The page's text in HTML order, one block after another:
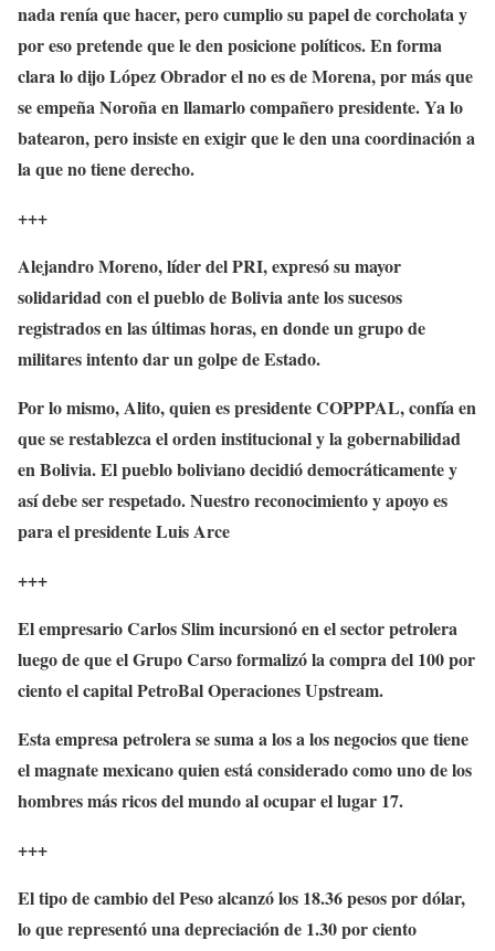
nada renía que hacer, pero cumplio su papel de corcholata y
por eso pretende que le den posicione políticos. En forma
clara lo dijo López Obrador el no es de Morena, por más que
se empeña Noroña en llamarlo compañero presidente. Ya lo
batearon, pero insiste en exigir que le den una coordinación a
la que no tiene derecho.
+++
Alejandro Moreno, líder del PRI, expresó su mayor
solidaridad con el pueblo de Bolivia ante los sucesos
registrados en las últimas horas, en donde un grupo de
militares intento dar un golpe de Estado.
Por lo mismo, Alito, quien es presidente COPPPAL, confía en
que se restablezca el orden institucional y la gobernabilidad
en Bolivia. El pueblo boliviano decidió democráticamente y
así debe ser respetado. Nuestro reconocimiento y apoyo es
para el presidente Luis Arce
+++
El empresario Carlos Slim incursionó en el sector petrolera
luego de que el Grupo Carso formalizó la compra del 100 por
ciento el capital PetroBal Operaciones Upstream.
Esta empresa petrolera se suma a los a los negocios que tiene
el magnate mexicano quien está considerado como uno de los
hombres más ricos del mundo al ocupar el lugar 17.
+++
El tipo de cambio del Peso alcanzó los 18.36 pesos por dólar,
lo que representó una depreciación de 1.30 por ciento